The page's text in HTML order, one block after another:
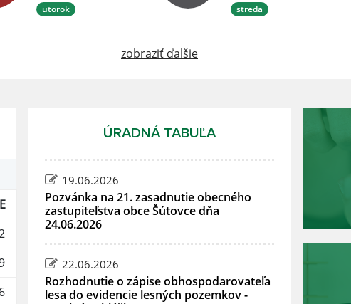
utorok streda
zobraziť ďalšie
ÚRADNÁ TABUĽA
19.06.2026
Pozvánka na 21. zasadnutie obecného
zastupiteľstva obce Šútovce dňa
24.06.2026
22.06.2026
Rozhodnutie o zápise obhospodarovateľa
lesa do evidencie lesných pozemkov -